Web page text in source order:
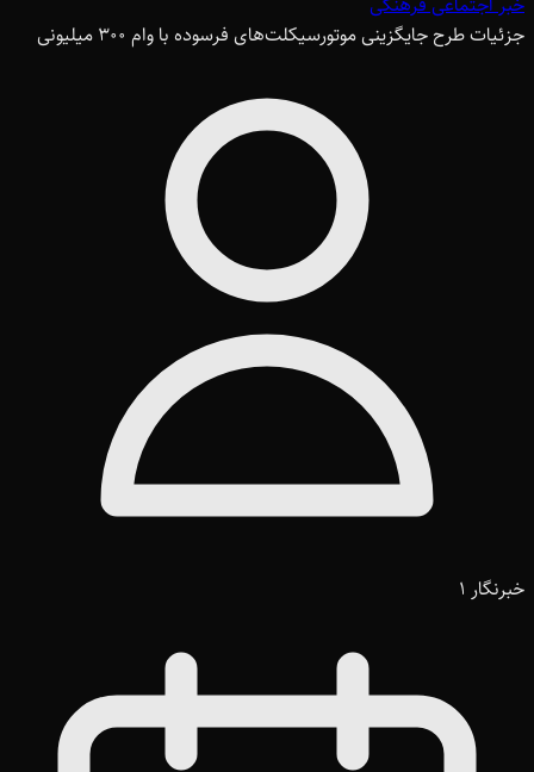
جزئیات طرح جایگزینی موتورسیکلت‌های فرسوده با وام 300 میلیونی
خبرنگار 1